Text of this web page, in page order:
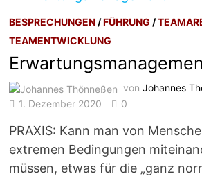
BESPRECHUNGEN /FÜHRUNG /
TEAMENTWICKLUNG
vonJohannes
1. Dezember 2020
0
PRAXIS: Kann man von
extremen Bedingungen
müssen, etwas für die „ganz